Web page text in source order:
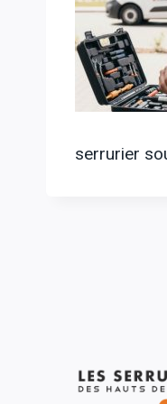
serrurier